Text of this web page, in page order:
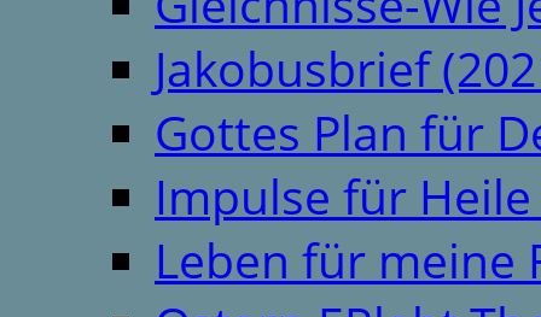
Jakobusbrief
Gottes Plan für
Impulse für
Leben für meine